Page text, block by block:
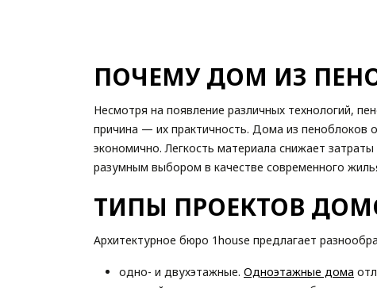
ПОЧЕМУ ДОМ ИЗ
Несмотря на появление различных технологий,
причина — их практичность. Дома из пеноблоков
экономично. Легкость материала снижает
разумным выбором в качестве современного
ТИПЫ ПРОЕКТОВ
Архитектурное бюро 1house предлагает
одно- и двухэтажные. Одноэтажные дома